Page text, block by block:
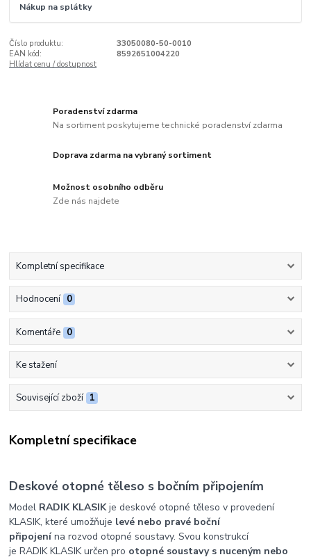
Nákup na splátky
Číslo produktu:
33050080-50-0010
EAN kód:
8592651004220
Hlídat cenu / dostupnost
Poradenství zdarma
Na sortiment poskytujeme technické poradenství zdarma
Doprava zdarma na vybraný sortiment
Možnost osobního odběru
Zde nás najdete
Kompletní specifikace
Hodnocení 0
Komentáře 0
Ke stažení
Související zboží 1
Kompletní specifikace
Deskové otopné těleso s bočním připojením
Model RADIK KLASIKje deskové otopné těleso v provedení
KLASIK, které umožňuje levé nebo pravé boční
připojenína rozvod otopné soustavy. Svou konstrukcí
je RADIK KLASIK určen pro otopné soustavy s nuceným nebo